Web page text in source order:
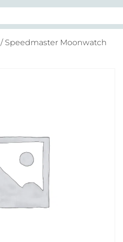
/ Speedmaster Moonwatch